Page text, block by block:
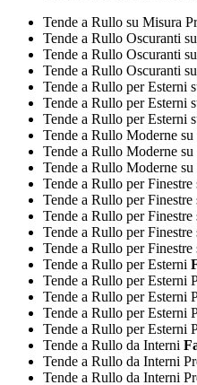
Tende a Rullo su Misura
Tende a Rullo Oscuranti
Tende a Rullo Oscuranti
Tende a Rullo Oscuranti
Tende a Rullo per Esterni
Tende a Rullo per Esterni
Tende a Rullo per Esterni
Tende a Rullo Moderne su
Tende a Rullo Moderne
Tende a Rullo Moderne
Tende a Rullo per Finestre
Tende a Rullo per
Tende a Rullo per Finestre
Tende a Rullo per
Tende a Rullo per
Tende a Rullo per Esterni
Tende a Rullo per Esterni
Tende a Rullo per Esterni
Tende a Rullo per Esterni
Tende a Rullo per Esterni
Tende a Rullo da Interni
Tende a Rullo da Interni
Tende a Rullo da Interni